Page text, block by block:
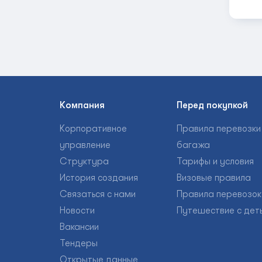
Компания
Корпоративное
управление
Структура
История создания
Связаться с нами
Новости
Вакансии
Тендеры
Открытые данные
Перед покупкой
Правила перевозки
багажа
Тарифы и условия
Визовые правила
Правила перевозок
Путешествие с